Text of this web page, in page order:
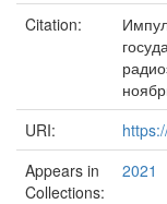
Citation:
URI:
Appears in
Collections:
2021